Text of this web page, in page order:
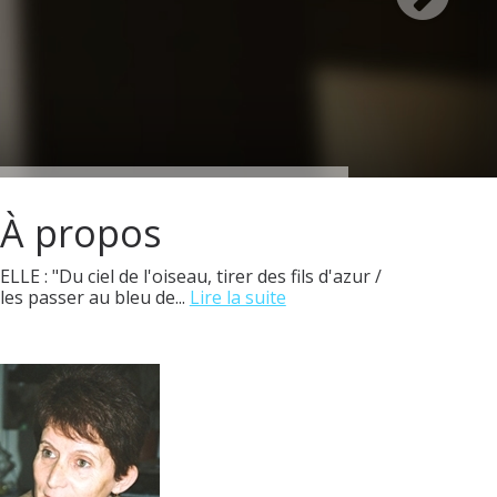
À propos
ELLE : "Du ciel de l'oiseau, tirer des fils d'azur /
les passer au bleu de... Lire la suite